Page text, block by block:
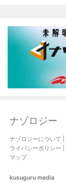
ナゾロジー
ナゾロジーについて
ライバシーポリシー
マップ
kusuguru media